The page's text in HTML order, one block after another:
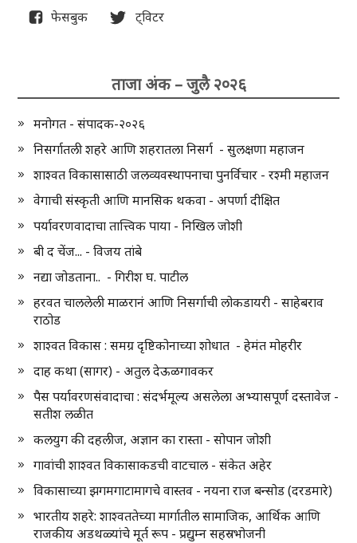
फेसबुक ट्विटर
ताजा अंक – जुलै २०२६
मनोगत - संपादक-२०२६
निसर्गातली शहरे आणि शहरातला निसर्ग - सुलक्षणा महाजन
शाश्वत विकासासाठी जलव्यवस्थापनाचा पुनर्विचार - रश्मी महाजन
वेगाची संस्कृती आणि मानसिक थकवा - अपर्णा दीक्षित
पर्यावरणवादाचा तात्त्विक पाया - निखिल जोशी
बी द चेंज... - विजय तांबे
नद्या जोडताना.. - गिरीश घ. पाटील
हरवत चाललेली माळरानं आणि निसर्गाची लोकडायरी - साहेबराव
राठोड
शाश्वत विकास : समग्र दृष्टिकोनाच्या शोधात - हेमंत मोहरीर
दाह कथा (सागर) - अतुल देऊळगावकर
पैस पर्यावरणसंवादाचा : संदर्भमूल्य असलेला अभ्यासपूर्ण दस्तावेज -
सतीश लळीत
कलयुग की दहलीज, अज्ञान का रास्ता - सोपान जोशी
गावांची शाश्वत विकासाकडची वाटचाल - संकेत अहेर
विकासाच्या झगमगाटामागचे वास्तव - नयना राज बन्सोड (दरडमारे)
भारतीय शहरे: शाश्वततेच्या मार्गातील सामाजिक, आर्थिक आणि
राजकीय अडथळ्यांचे मूर्त रूप - प्रद्युम्न सहस्रभोजनी